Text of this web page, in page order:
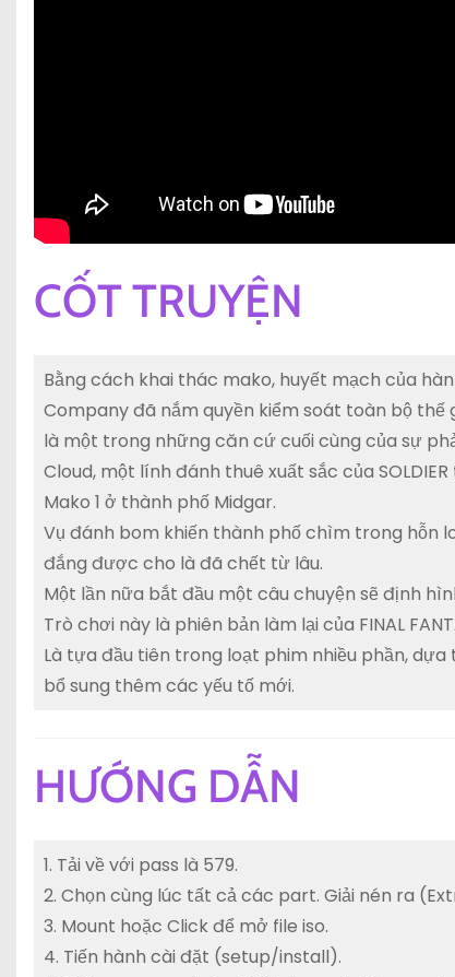
CỐT TRUYỆN
Bằng cách khai thác mako, huyết mạch của
Company đã nắm quyền kiểm soát toàn bộ
là một trong những căn cứ cuối cùng của sự
Cloud, một lính đánh thuê xuất sắc của
Mako 1 ở thành phố Midgar.
Vụ đánh bom khiến thành phố chìm trong hỗn
đắng được cho là đã chết từ lâu.
Một lần nữa bắt đầu một câu chuyện sẽ định
Trò chơi này là phiên bản làm lại của FINAL
Là tựa đầu tiên trong loạt phim nhiều phần,
bổ sung thêm các yếu tố mới.
HƯỚNG DẪN
1. Tải về với pass là 579.
2. Chọn cùng lúc tất cả các part. Giải nén ra
3. Mount hoặc Click để mở file iso.
4. Tiến hành cài đặt (setup/install).